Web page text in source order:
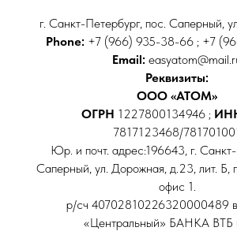
г. Санкт-Петербург, пос. Саперный,
Phone: +7 (966) 935-38-66 ; +7
Email:
Реквизиты:
ООО «АТОМ»
ОГРН 1227800134946 ;
7817123468/
Юр. и почт. адрес:196643, г.
Саперный, ул. Дорожная, д.23, лит.
офис 1.
р/сч 40702810226320000489
«Центральный» БАНКА